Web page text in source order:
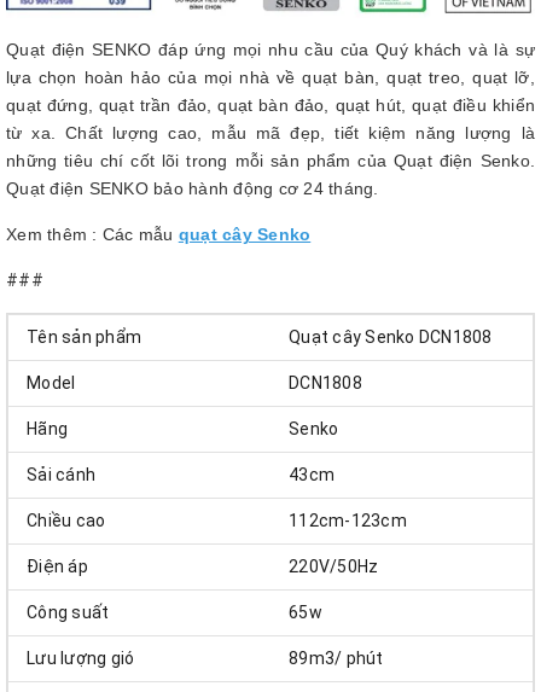
Quạt điện SENKO đáp ứng mọi nhu cầu của Quý khách và là sự
lựa chọn hoàn hảo của mọi nhà về quạt bàn, quạt treo, quạt lỡ,
quạt đứng, quạt trần đảo, quạt bàn đảo, quạt hút, quạt điều khiển
từ xa. Chất lượng cao, mẫu mã đẹp, tiết kiệm năng lượng là
những tiêu chí cốt lõi trong mỗi sản phẩm của Quạt điện Senko.
Quạt điện SENKO bảo hành động cơ 24 tháng.
Xem thêm : Các mẫu quạt cây Senko
###
Tên sản phẩm Quạt cây Senko DCN1808
Model DCN1808
Hãng Senko
Sải cánh 43cm
Chiều cao 112cm-123cm
Điện áp 220V/50Hz
Công suất 65w
Lưu lượng gió 89m3/ phút